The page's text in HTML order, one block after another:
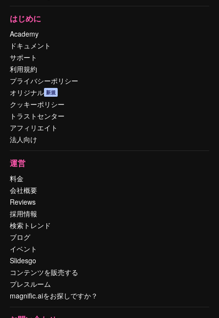
はじめに
Academy
ドキュメント
サポート
利用規約
プライバシーポリシー
オリジナル 新規
クッキーポリシー
トラストセンター
アフィリエイト
法人向け
運営
料金
会社概要
Reviews
採用情報
検索トレンド
ブログ
イベント
Slidesgo
コンテンツを販売する
プレスルーム
magnific.aiをお探しですか？